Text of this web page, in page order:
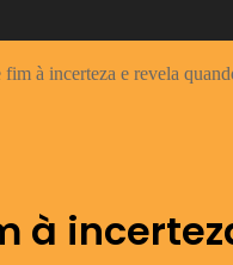
à incerteza e revela
à